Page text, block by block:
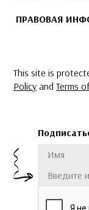
ПРАВОВАЯ
This site is
Policy andTerms
Имя
Подписаться